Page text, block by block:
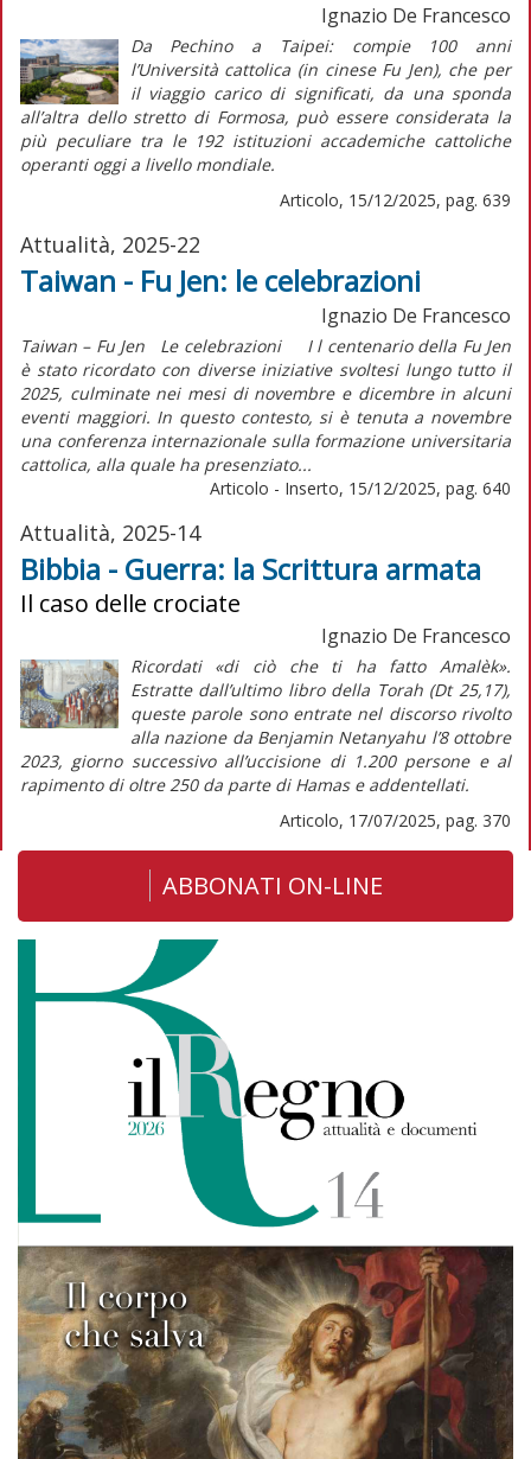
Ignazio De Francesco
Da Pechino a Taipei: compie 100 anni
l’Università cattolica (in cinese Fu Jen), che per
il viaggiocarico di significati, da una sponda
all’altra dello stretto di Formosa, può essere considerata la
più peculiare tra le 192 istituzioni accademiche cattoliche
operanti oggi a livello mondiale.
Articolo, 15/12/2025, pag. 639
Attualità, 2025-22
Taiwan - Fu Jen: le celebrazioni
Ignazio De Francesco
Taiwan – Fu Jen Le celebrazioni I l centenario della Fu Jen
è stato ricordato con diverse iniziative svoltesi lungo tutto il
2025, culminate nei mesi di novembre e dicembre in alcuni
eventi maggiori. In questo contesto, si è tenuta a novembre
una conferenza internazionale sulla formazione universitaria
cattolica, alla quale ha presenziato...
Articolo - Inserto, 15/12/2025, pag. 640
Attualità, 2025-14
Bibbia - Guerra: la Scrittura armata
Il caso delle crociate
Ignazio De Francesco
Ricordati «di ciò che ti ha fatto Amalèk».
Estratte dall’ultimo libro della Torah (Dt 25,17),
queste parole sono entrate nel discorso rivolto
alla nazione da Benjamin Netanyahu l’8 ottobre
2023, giorno successivo all’uccisione di 1.200 persone e al
rapimento di oltre 250 da parte di Hamas e addentellati.
Articolo, 17/07/2025, pag. 370
ABBONATI ON-LINE